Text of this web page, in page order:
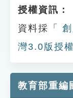
授權資訊：
資料採「
灣3.0版授
教育部重編